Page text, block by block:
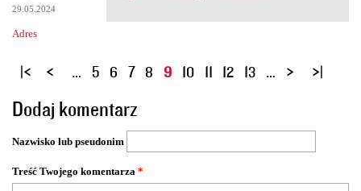
29.05.2024
Adres
S
r
o
n
y
… 5 6 7 8 9 10 11 12 13 …
Dodaj komentarz
Nazwisko lub pseudonim
Treść Twojego komentarza *